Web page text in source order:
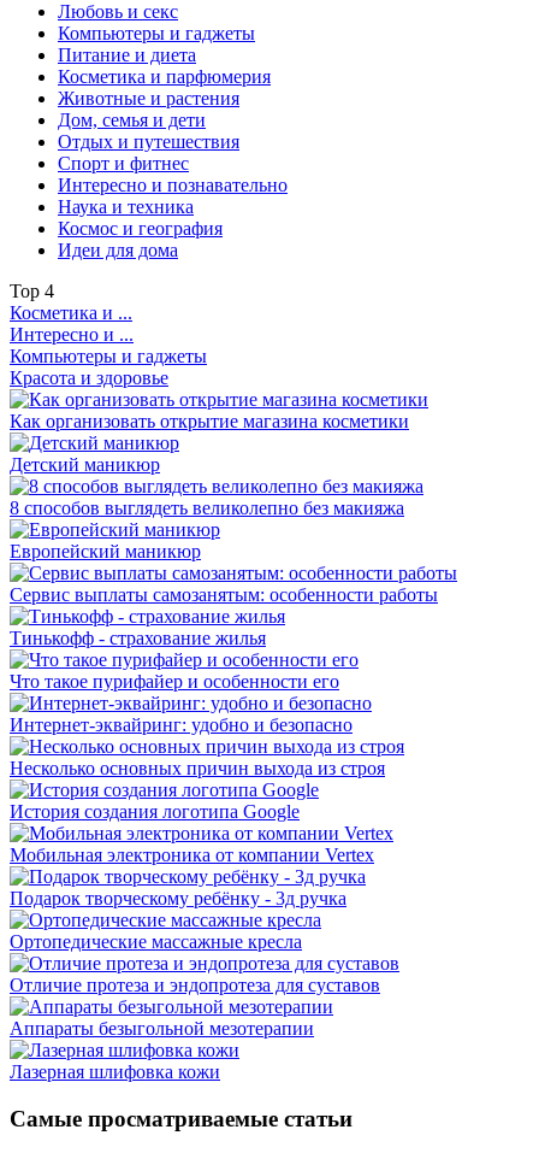
Любовь и секс
Компьютеры и гаджеты
Питание и диета
Косметика и парфюмерия
Животные и растения
Дом, семья и дети
Отдых и путешествия
Спорт и фитнес
Интересно и познавательно
Наука и техника
Космос и география
Идеи для дома
Top 4
Косметика и ...
Интересно и ...
Компьютеры и гаджеты
Красота и здоровье
Как организовать открытие магазина косметики
Детский маникюр
8 способов выглядеть великолепно без макияжа
Европейский маникюр
Сервис выплаты самозанятым: особенности работы
Тинькофф - страхование жилья
Что такое пурифайер и особенности его
Интернет-эквайринг: удобно и безопасно
Несколько основных причин выхода из строя
История создания логотипа Google
Мобильная электроника от компании Vertex
Подарок творческому ребёнку - 3д ручка
Ортопедические массажные кресла
Отличие протеза и эндопротеза для суставов
Аппараты безыгольной мезотерапии
Лазерная шлифовка кожи
Самые просматриваемые статьи